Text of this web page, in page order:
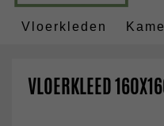
Vloerkleden
VLOERKLEED